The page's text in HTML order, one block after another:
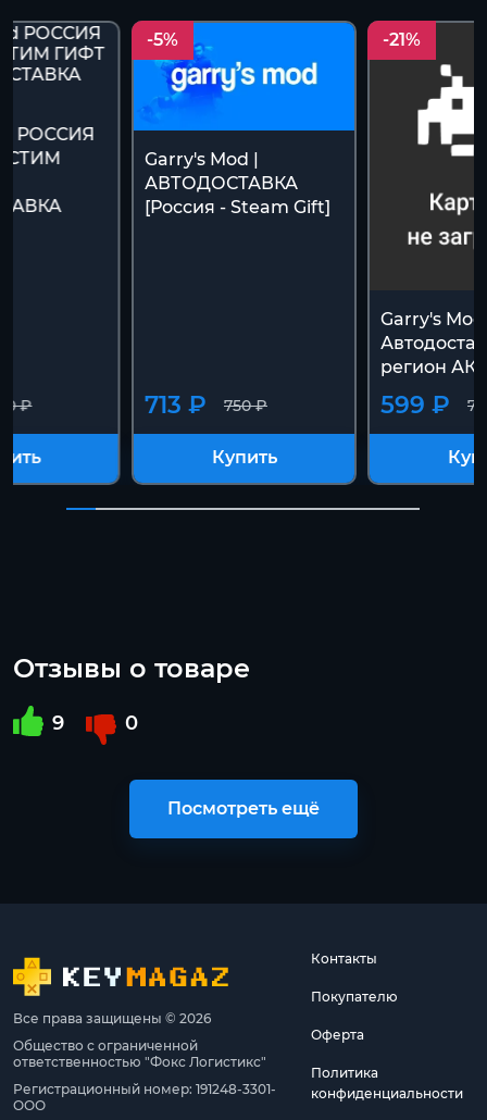
РОССИЯ
СТИМ
₽
-5%
Garry's Mod |
АВТОДОСТАВКА
[Россия - Steam Gift]
750 ₽
713 ₽
Купить
-21%
Garry's
регион
599 ₽
Отзывы о товаре
9 0
Посмотреть ещё
Все права защищены © 2026
Общество с ограниченной
ответственностью "Фокс Логистикс"
Регистрационный номер: 191248-3301-
ООО
Контакты
Покупателю
Оферта
Политика
конфиденциальности